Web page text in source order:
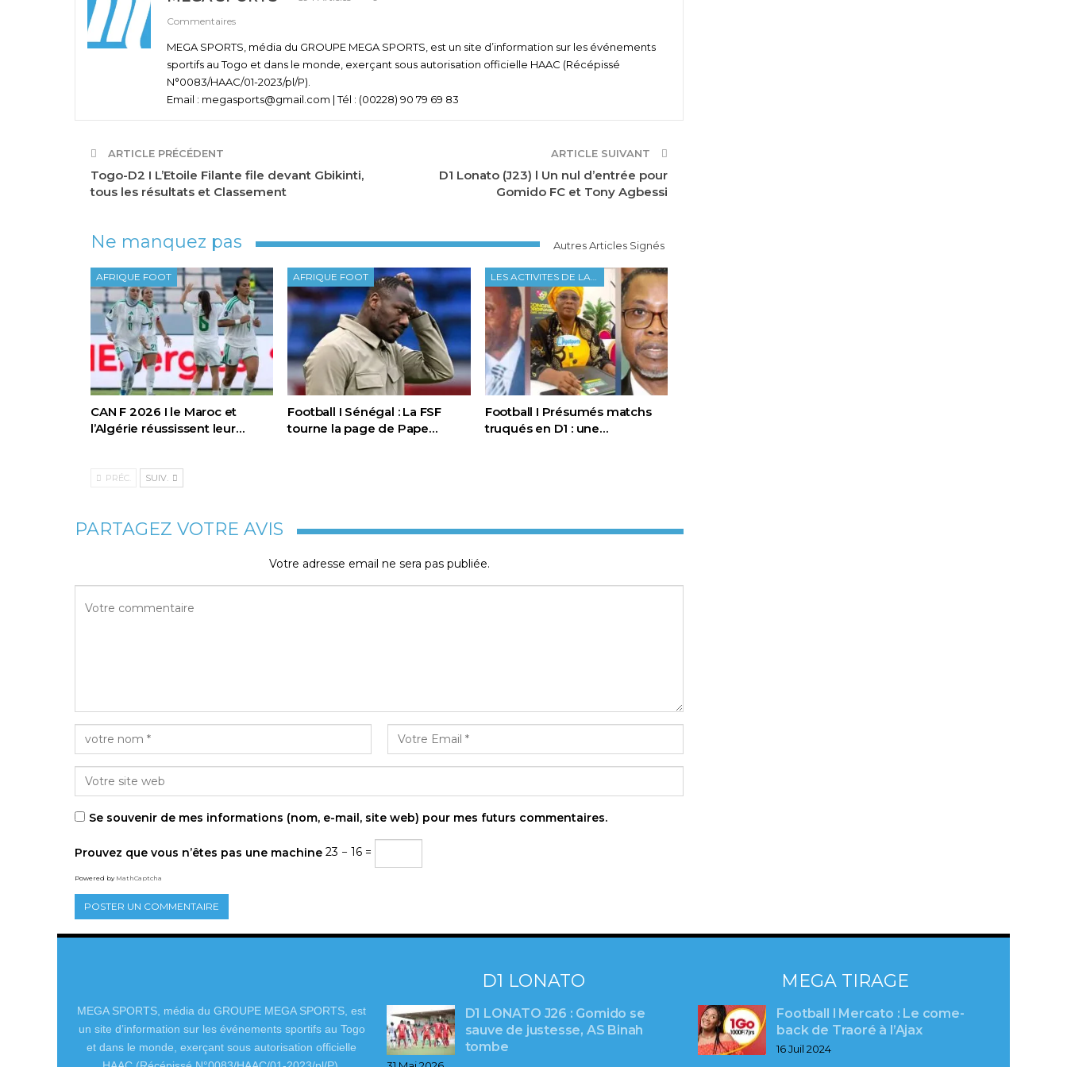
Commentaires
MEGA SPORTS, média du GROUPE MEGA SPORTS, est un site d’information sur les événements
sportifs au Togo et dans le monde, exerçant sous autorisation officielle HAAC (Récépissé
N°0083/HAAC/01-2023/pl/P).
Email : megasports@gmail.com | Tél : (00228) 90 79 69 83
ARTICLE PRÉCÉDENT
Togo-D2 I L’Etoile Filante file devant Gbikinti,
tous les résultats et Classement
ARTICLE SUIVANT
D1 Lonato (J23) l Un nul d’entrée pour
Gomido FC et Tony Agbessi
Ne manquez pas Autres Articles Signés
AFRIQUE FOOT
CAN F 2026 I le Maroc et
l’Algérie réussissent leur…
AFRIQUE FOOT
Football I Sénégal : La FSF
tourne la page de Pape…
Football I Présumés matchs
truqués en D1 : une…
PRÉC. SUIV.
PARTAGEZ VOTRE AVIS
Votre adresse email ne sera pas publiée.
Se souvenir de mes informations (nom, e-mail, site web) pour mes futurs commentaires.
Prouvez que vous n’êtes pas une machine 23 − 16 =
Powered by MathCaptcha
MEGA SPORTS, média du GROUPE MEGA SPORTS, est
un site d’information sur les événements sportifs au Togo
et dans le monde, exerçant sous autorisation officielle
D1 LONATO
D1 LONATO J26 : Gomido se
sauve de justesse, AS Binah
tombe
MEGA TIRAGE
Football l Mercato : Le come-
back de Traoré à l’Ajax
16 Juil 2024